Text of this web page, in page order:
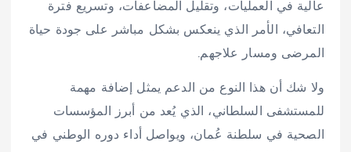
عالية في العمليات، وتقليل المضاعفات، وتسريع فترة
التعافي، الأمر الذي ينعكس بشكل مباشر على جودة حياة
المرضى ومسار علاجهم.
ولا شك أن هذا النوع من الدعم يمثل إضافة مهمة
للمستشفى السلطاني، الذي يُعد من أبرز المؤسسات
الصحية في سلطنة عُمان، ويواصل أداء دوره الوطني في